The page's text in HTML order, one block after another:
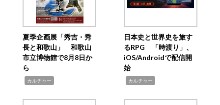
夏季企画展「秀吉・秀
長と和歌山」 和歌山
市立博物館で8月8日か
ら
カルチャー
日本史と世界史を旅す
るRPG 「時渡り」、
iOS/Androidで配信開
始
カルチャー